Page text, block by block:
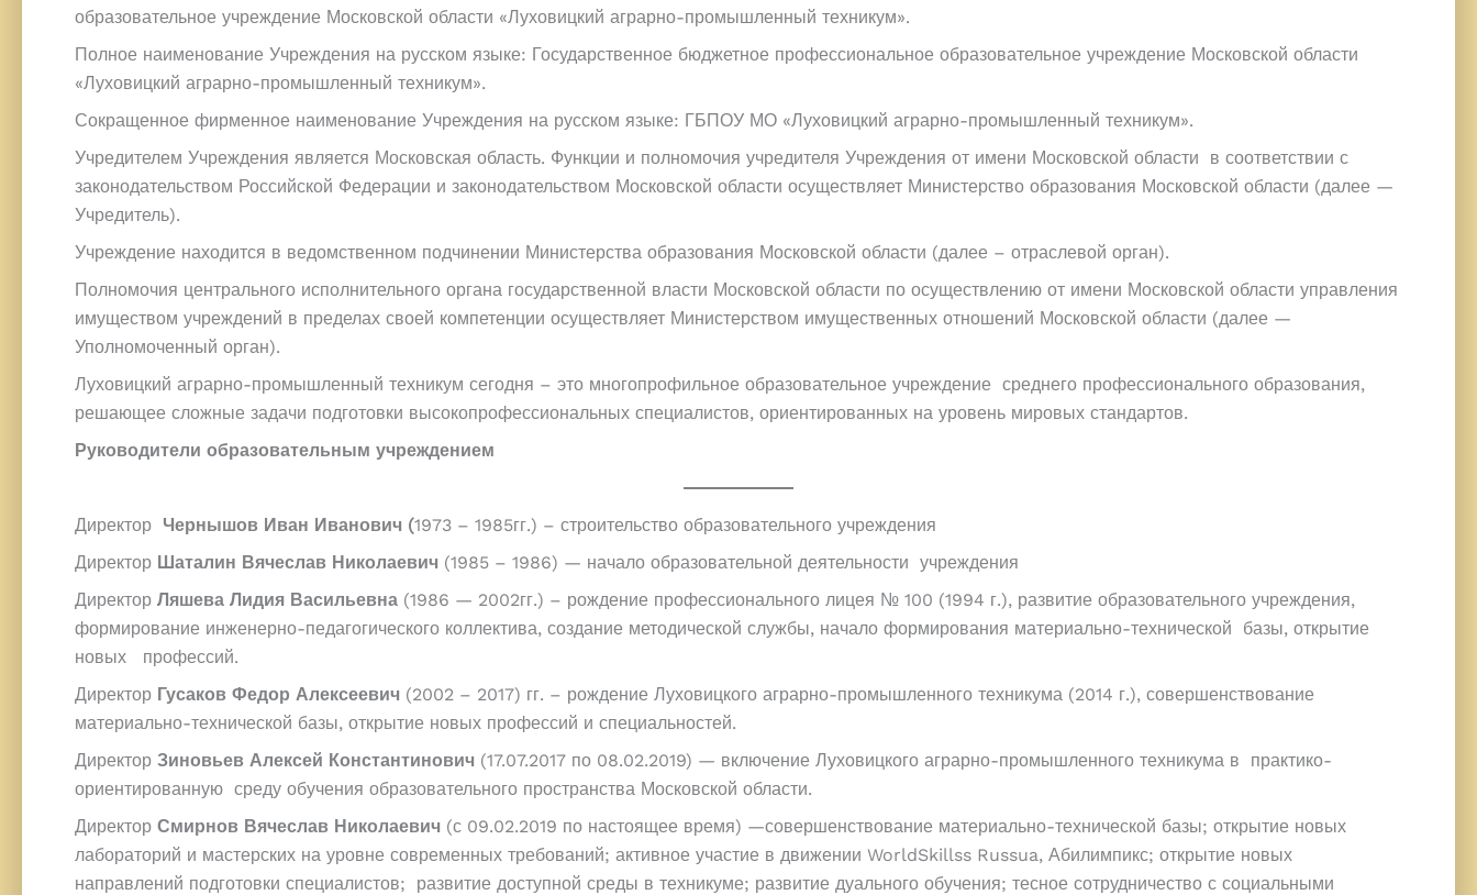
образовательное учреждение Московской области «Луховицкий аграрно-промышленный техникум».
Полное наименование Учреждения на русском языке: Государственное бюджетное профессиональное образовательное учреждение Московской области
«Луховицкий аграрно-промышленный техникум».
Сокращенное фирменное наименование Учреждения на русском языке: ГБПОУ МО «Луховицкий аграрно-промышленный техникум».
Учредителем Учреждения является Московская область. Функции и полномочия учредителя Учреждения от имени Московской области в соответствии с
законодательством Российской Федерации и законодательством Московской области осуществляет Министерство образования Московской области (далее —
Учредитель).
Учреждение находится в ведомственном подчинении Министерства образования Московской области (далее – отраслевой орган).
Полномочия центрального исполнительного органа государственной власти Московской области по осуществлению от имени Московской области управления
имуществом учреждений в пределах своей компетенции осуществляет Министерством имущественных отношений Московской области (далее —
Уполномоченный орган).
Луховицкий аграрно-промышленный техникум сегодня – это многопрофильное образовательное учреждение среднего профессионального образования,
решающее сложные задачи подготовки высокопрофессиональных специалистов, ориентированных на уровень мировых стандартов.
Руководители образовательным учреждением
Директор Чернышов Иван Иванович (1973 – 1985гг.) – строительство образовательного учреждения
Директор Шаталин Вячеслав Николаевич (1985 – 1986) — начало образовательной деятельности учреждения
Директор Ляшева Лидия Васильевна (1986 — 2002гг.) – рождение профессионального лицея № 100 (1994 г.), развитие образовательного учреждения,
формирование инженерно-педагогического коллектива, создание методической службы, начало формирования материально-технической базы, открытие
новых профессий.
Директор Гусаков Федор Алексеевич (2002 – 2017) гг. – рождение Луховицкого аграрно-промышленного техникума (2014 г.), совершенствование
материально-технической базы, открытие новых профессий и специальностей.
Директор Зиновьев Алексей Константинович (17.07.2017 по 08.02.2019) — включение Луховицкого аграрно-промышленного техникума в практико-
ориентированную среду обучения образовательного пространства Московской области.
Директор Смирнов Вячеслав Николаевич (с 09.02.2019 по настоящее время) —совершенствование материально-технической базы; открытие новых
лабораторий и мастерских на уровне современных требований; активное участие в движении WorldSkillss Russua, Абилимпикс; открытие новых
направлений подготовки специалистов; развитие доступной среды в техникуме; развитие дуального обучения; тесное сотрудничество с социальными